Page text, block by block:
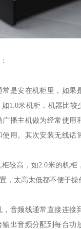
是安在机柜里，如果
1.0米机柜，机器比较
播主机做为经常使用
用。其次安装无线话
较高，如2.0米的机柜
，太高太低都不便于操
音频线通常直接连接
出音频分配到每台功